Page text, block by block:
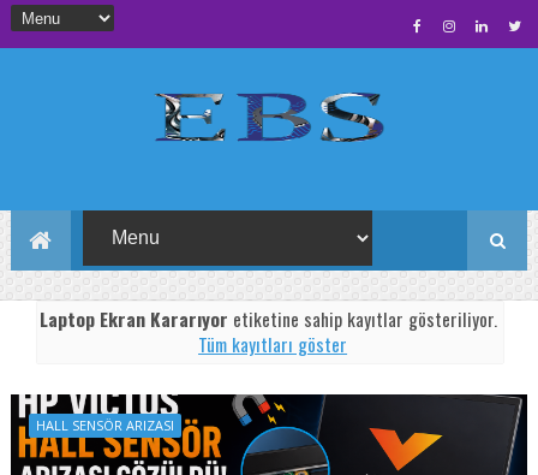
Laptop Ekran Kararıyor etiketine sahip kayıtlar gösteriliyor.
Tüm kayıtları göster
HALL SENSÖR ARIZASI